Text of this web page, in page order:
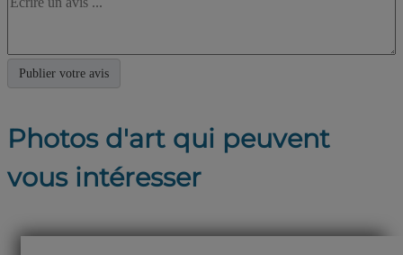
Photos d'art qui peuvent
vous intéresser